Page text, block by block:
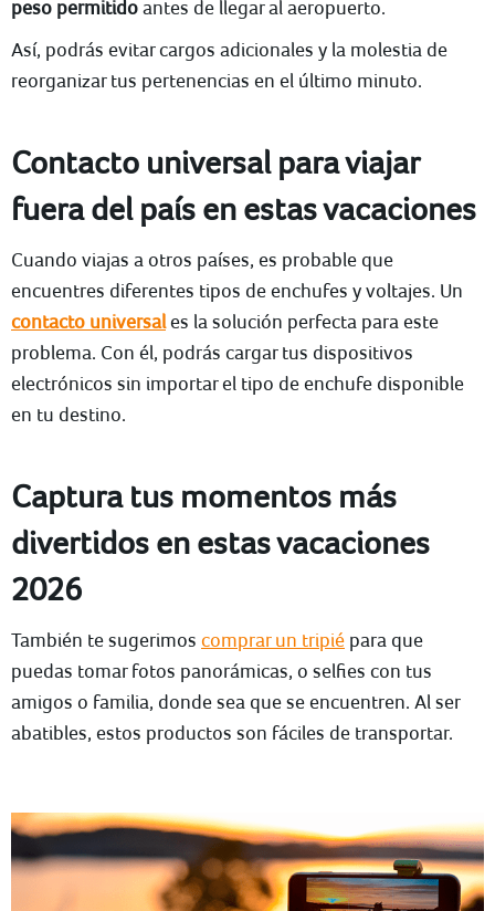
peso permitidoantes de llegar al aeropuerto.
Así, podrás evitar cargos adicionales y la molestia de
reorganizar tus pertenencias en el último minuto.
Contacto universal para viajar
fuera del país en estas vacaciones
Cuando viajas a otros países, es probable que
encuentres diferentes tipos de enchufes y voltajes. Un
contacto universales la solución perfecta para este
problema. Con él, podrás cargar tus dispositivos
electrónicos sin importar el tipo de enchufe disponible
en tu destino.
Captura tus momentos más
divertidos en estas vacaciones
2026
También te sugerimos comprar un tripié para que
puedas tomar fotos panorámicas, o selfies con tus
amigos o familia, donde sea que se encuentren. Al ser
abatibles, estos productos son fáciles de transportar.